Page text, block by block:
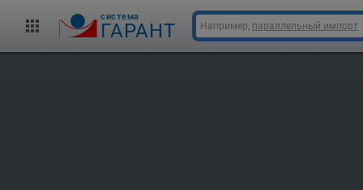
cистема
ГАРАНТ Например, параллельный импорт